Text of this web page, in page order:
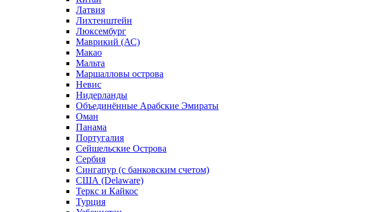
Латвия
Лихтенштейн
Люксембург
Маврикий (АС)
Макао
Мальта
Маршалловы острова
Нeвис
Нидерланды
Объединённые Арабские Эмираты
Оман
Панама
Португалия
Сейшельские Острова
Сербия
Сингапур (c банковским счетом)
США (Delaware)
Теркс и Кайкос
Турция